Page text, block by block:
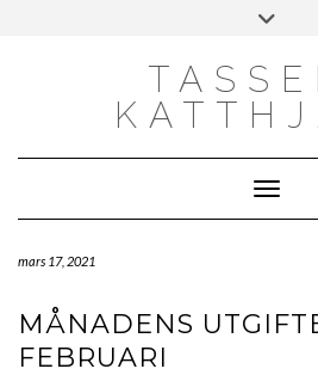
Toggle
mars 17, 2021
MÅNADENS
FEBRUARI